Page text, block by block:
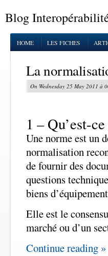
Blog
HOME LES FICHES
La
On Wednesday 25 May 2011 à
1 – Qu’est-
Une norme est un
normalisation
de fournir des
questions
biens
Elle est le
marché ou d’un
Continue reading »